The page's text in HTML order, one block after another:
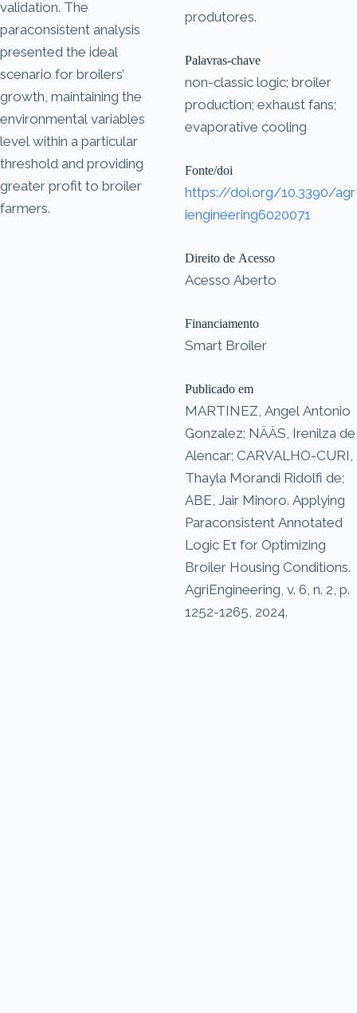
validation. The
paraconsistent analysis
presented the ideal
scenario for broilers’
growth, maintaining the
environmental variables
level within a particular
threshold and providing
greater profit to broiler
farmers.
produtores.
Palavras-chave
non-classic logic; broiler
production; exhaust fans;
evaporative cooling
Fonte/doi
https://doi.org/10.3390/agr
iengineering6020071
Direito de Acesso
Acesso Aberto
Financiamento
Smart Broiler
Publicado em
MARTINEZ, Angel Antonio
Gonzalez; NÄÄS, Irenilza de
Alencar; CARVALHO-CURI,
Thayla Morandi Ridolfi de;
ABE, Jair Minoro. Applying
Paraconsistent Annotated
Logic Eτ for Optimizing
Broiler Housing Conditions.
AgriEngineering, v. 6, n. 2, p.
1252-1265, 2024.